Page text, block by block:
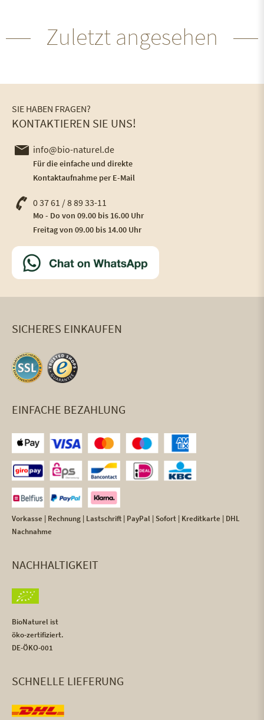
Zuletzt angesehen
SIE HABEN FRAGEN?
KONTAKTIEREN SIE UNS!
info@bio-naturel.de
Für die einfache und direkte
Kontaktaufnahme per E-Mail
0 37 61 / 8 89 33-11
Mo - Do von 09.00 bis 16.00 Uhr
Freitag von 09.00 bis 14.00 Uhr
SICHERES EINKAUFEN
EINFACHE BEZAHLUNG
Vorkasse | Rechnung | Lastschrift | PayPal | Sofort | Kreditkarte | DHL
Nachnahme
NACHHALTIGKEIT
BioNaturel ist
öko-zertifiziert.
DE-ÖKO-001
SCHNELLE LIEFERUNG